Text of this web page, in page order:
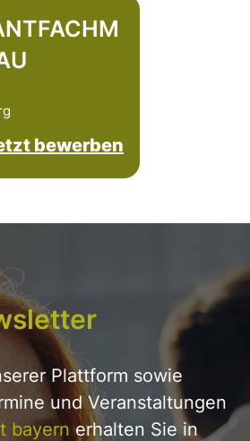
bewerben
Plattform sowie
und Veranstaltungen
bayernerhalten Sie in